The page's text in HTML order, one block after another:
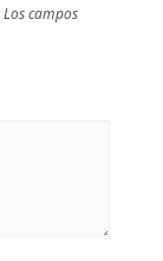
Los campos